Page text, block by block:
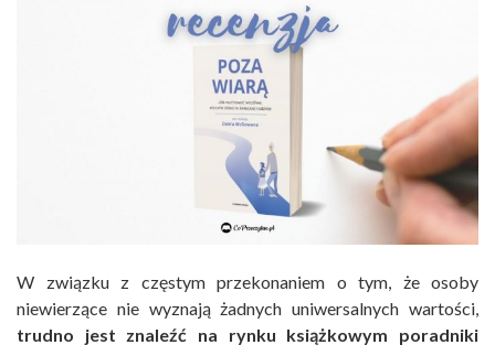
W związku z częstym przekonaniem o tym, że osoby
niewierzące nie wyznają żadnych uniwersalnych wartości,
trudno jest znaleźć na rynku książkowym poradniki